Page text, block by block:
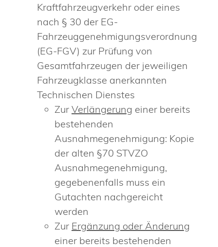
Kraftfahrzeugverkehr oder eines
nach § 30 der EG-
Fahrzeuggenehmigungsverordnung
(EG-FGV) zur Prüfung von
Gesamtfahrzeugen der jeweiligen
Fahrzeugklasse anerkannten
Technischen Dienstes
Zur Verlängerung einer bereits
bestehenden
Ausnahmegenehmigung: Kopie
der alten §70 STVZO
Ausnahmegenehmigung,
gegebenenfalls muss ein
Gutachten nachgereicht
werden
Zur Ergänzung oder Änderung
einer bereits bestehenden